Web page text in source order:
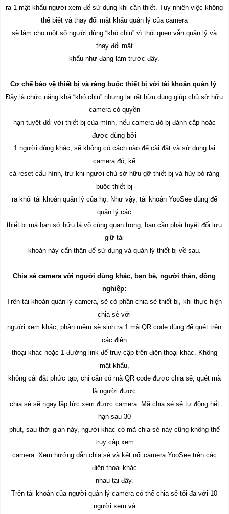
ra 1 mật khẩu người xem để sử dụng khi cần thiết. Tuy nhiên việc không
thể biết và thay đổi mật khẩu quản lý của camera
sẽ làm cho một số người dùng “khó chịu” vì thói quen vẫn quản lý và
thay đổi mật
khẩu như đang làm trước đây.
Cơ chế bảo vệ thiết bị và ràng buộc thiết bị với tài khoản quản lý:
Đây là chức năng khá “khó chịu” nhưng lại rất hữu dụng giúp chủ sở hữu
camera có quyền
hạn tuyệt đối với thiết bị của mình, nếu camera đó bị đánh cắp hoăc
được dùng bởi
1 người dùng khác, sẽ không có cách nào để cài đặt và sử dụng lại
camera đó, kể
cả reset cấu hình, trừ khi người chủ sở hữu gỡ thiết bị và hủy bỏ ràng
buộc thiết bị
ra khỏi tài khoản quản lý của họ. Như vậy, tài khoản YooSee dùng để
quản lý các
thiết bị mà bạn sở hữu là vô cùng quan trọng, bạn cần phải tuyệt đối lưu
giữ tài
khoản này cẩn thận để sử dụng và quản lý thiết bị về sau.
Chia sẻ camera với người dùng khác, bạn bè, người thân, đồng
nghiệp:
Trên tài khoản quản lý camera, sẽ có phần chia sẻ thiết bị, khi thực hiện
chia sẻ với
người xem khác, phần mềm sẽ sinh ra 1 mã QR code dùng để quét trên
các điện
thoại khác hoặc 1 đường link để truy cập trên điện thoại khác. Không
mật khẩu,
không cài đặt phức tạp, chỉ cần có mã QR code được chia sẻ, quét mã
là người được
chia sẻ sẽ ngay lập tức xem được camera. Mã chia sẻ sẽ tự động hết
hạn sau 30
phút, sau thời gian này, người khác có mã chia sẻ này cũng không thể
truy cập xem
camera. Xem hướng dẫn chia sẻ và kết nối camera YooSee trên các
điện thoại khác
nhau tại đây.
Trên tài khoản của người quản lý camera có thể chia sẻ tối đa với 10
người xem và